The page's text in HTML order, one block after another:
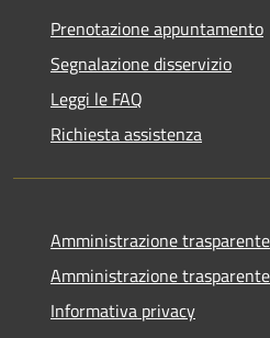
Prenotazione appuntamento
Segnalazione disservizio
Leggi le FAQ
Richiesta assistenza
Amministrazione trasparente
Amministrazione
Informativa privacy